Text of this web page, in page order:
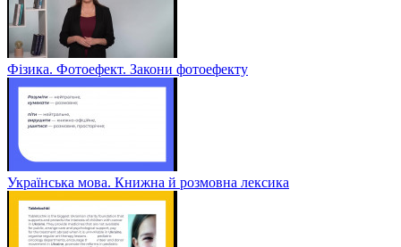
Фізика. Фотоефект. Закони фотоефекту
Українська мова. Книжна й розмовна лексика